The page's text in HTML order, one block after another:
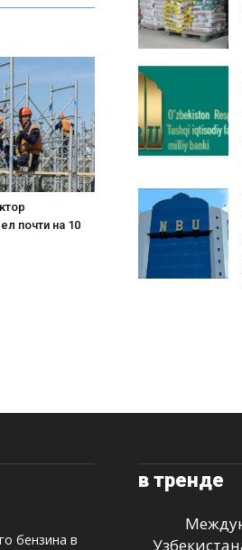
почти на 10
бензина в
в тренде